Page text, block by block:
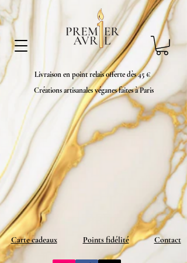
Livraison en point relais offerte dès 45 €
Créations artisanales véganes faites à Paris
Carte cadeaux Points fidélité Contact